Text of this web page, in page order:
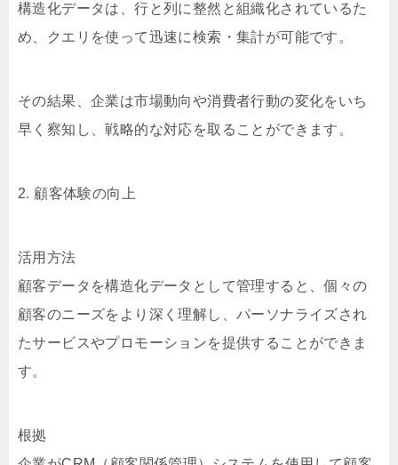
構造化データは、行と列に整然と組織化されているた
め、クエリを使って迅速に検索・集計が可能です。
その結果、企業は市場動向や消費者行動の変化をいち
早く察知し、戦略的な対応を取ることができます。
2. 顧客体験の向上
活用方法
顧客データを構造化データとして管理すると、個々の
顧客のニーズをより深く理解し、パーソナライズされ
たサービスやプロモーションを提供することができま
す。
根拠